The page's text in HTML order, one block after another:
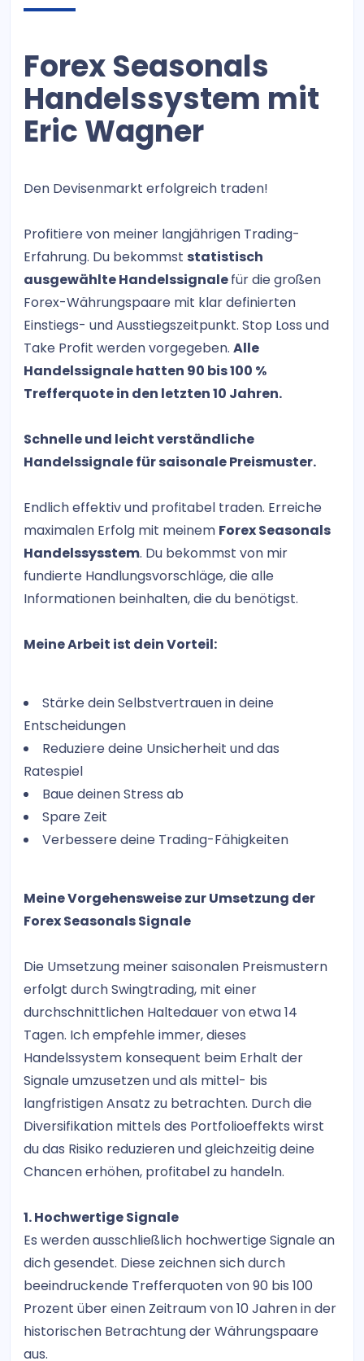
Forex Seasonals
Handelssystem mit
Eric Wagner
Den Devisenmarkt erfolgreich traden!
Profitiere von meiner langjährigen Trading-
Erfahrung. Du bekommst statistisch
ausgewählte Handelssignalefür die großen
Forex-Währungspaare mit klar definierten
Einstiegs- und Ausstiegszeitpunkt. Stop Loss und
Take Profit werden vorgegeben. Alle
Handelssignale hatten 90 bis 100 %
Trefferquote in den letzten 10 Jahren.
Schnelle und leicht verständliche
Handelssignale für saisonale Preismuster.
Endlich effektiv und profitabel traden. Erreiche
maximalen Erfolg mit meinem Forex Seasonals
Handelssysstem. Du bekommst von mir
fundierte Handlungsvorschläge, die alle
Informationen beinhalten, die du benötigst.
Meine Arbeit ist dein Vorteil:
Stärke dein Selbstvertrauen in deine
Entscheidungen
Reduziere deine Unsicherheit und das
Ratespiel
Baue deinen Stress ab
Spare Zeit
Verbessere deine Trading-Fähigkeiten
Meine Vorgehensweise zur Umsetzung der
Forex Seasonals Signale
Die Umsetzung meiner saisonalen Preismustern
erfolgt durch Swingtrading, mit einer
durchschnittlichen Haltedauer von etwa 14
Tagen. Ich empfehle immer, dieses
Handelssystem konsequent beim Erhalt der
Signale umzusetzen und als mittel- bis
langfristigen Ansatz zu betrachten. Durch die
Diversifikation mittels des Portfolioeffekts wirst
du das Risiko reduzieren und gleichzeitig deine
Chancen erhöhen, profitabel zu handeln.
1. Hochwertige Signale
Es werden ausschließlich hochwertige Signale an
dich gesendet. Diese zeichnen sich durch
beeindruckende Trefferquoten von 90 bis 100
Prozent über einen Zeitraum von 10 Jahren in der
historischen Betrachtung der Währungspaare
aus.